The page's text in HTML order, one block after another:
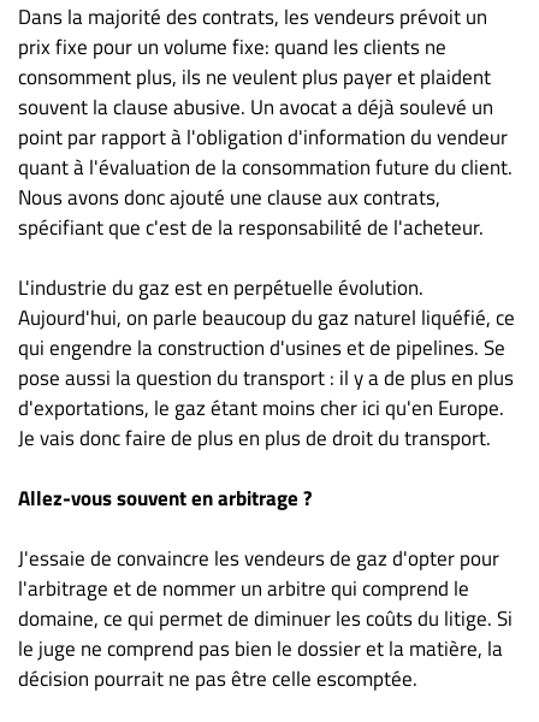
Dans la majorité des contrats, les vendeurs prévoit un
prix fixe pour un volume fixe: quand les clients ne
consomment plus, ils ne veulent plus payer et plaident
souvent la clause abusive. Un avocat a déjà soulevé un
point par rapport à l'obligation d'information du vendeur
quant à l'évaluation de la consommation future du client.
Nous avons donc ajouté une clause aux contrats,
spécifiant que c'est de la responsabilité de l'acheteur.
L'industrie du gaz est en perpétuelle évolution.
Aujourd'hui, on parle beaucoup du gaz naturel liquéfié, ce
qui engendre la construction d'usines et de pipelines. Se
pose aussi la question du transport : il y a de plus en plus
d'exportations, le gaz étant moins cher ici qu'en Europe.
Je vais donc faire de plus en plus de droit du transport.
Allez-vous souvent en arbitrage ?
J'essaie de convaincre les vendeurs de gaz d'opter pour
l'arbitrage et de nommer un arbitre qui comprend le
domaine, ce qui permet de diminuer les coûts du litige. Si
le juge ne comprend pas bien le dossier et la matière, la
décision pourrait ne pas être celle escomptée.